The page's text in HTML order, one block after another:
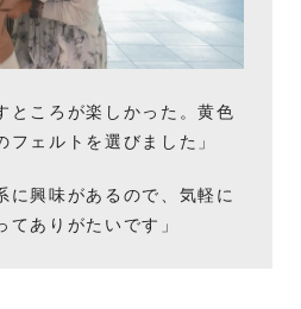
ところが楽しかった。黄色
ェルトを選びました」
に興味があるので、気軽に
ありがたいです」